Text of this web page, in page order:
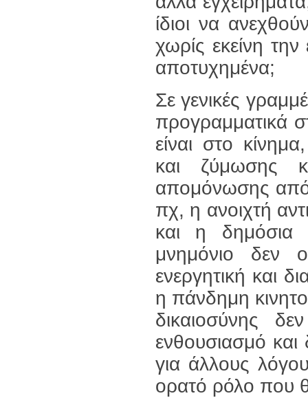
ίδιοι να
χωρίς εκείνη
αποτυχημένα;
Σε γενικές
προγραμματικά
είναι στο
και ζύμωσης
απομόνωσης από
πχ, η ανοιχτή
και η δημόσια
μνημόνιο δεν
ενεργητική και
η πάνδημη
δικαιοσύνης
ενθουσιασμό και
για άλλους
ορατό ρόλο που